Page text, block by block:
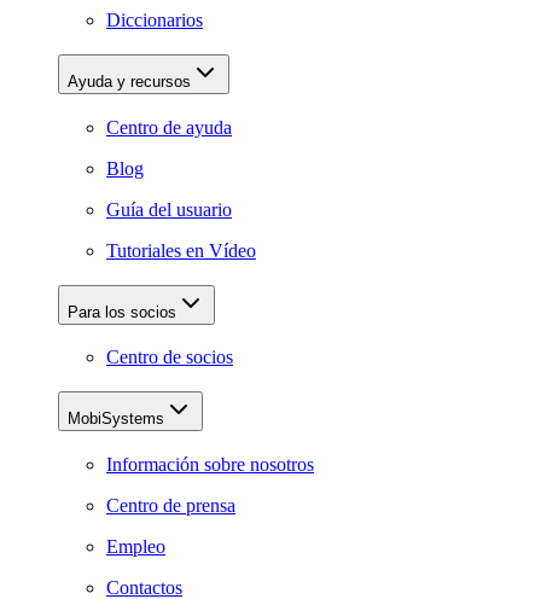
Diccionarios
Ayuda y recursos
Centro de ayuda
Blog
Guía del usuario
Tutoriales en Vídeo
Para los socios
Centro de socios
MobiSystems
Información sobre nosotros
Centro de prensa
Empleo
Contactos